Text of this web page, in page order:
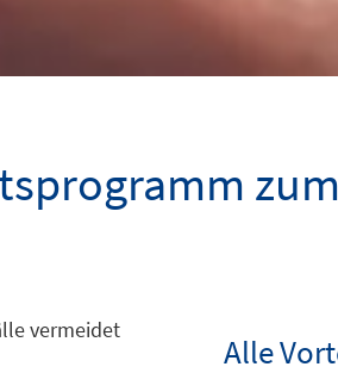
vermeidet
Alle